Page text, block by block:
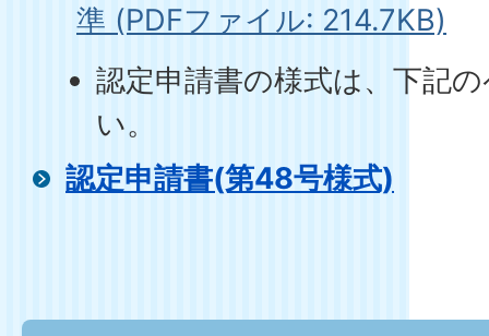
準 (PDFファイル: 214.7KB)
認定申請書の様式は、下記
い。
認定申請書(第48号様式)